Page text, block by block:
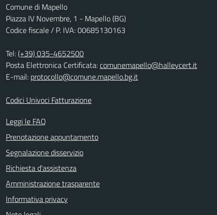
Comune di Mapello
Piazza IV Novembre, 1 - Mapello (BG)
Codice fiscale / P. IVA: 00685130163
Tel:(+39) 035-4652500
Posta Elettronica Certificata:comunemapello@halleycert.it
E-mail: protocollo@comune.mapello.bg.it
Codici Univoci Fatturazione
Leggi le FAQ
Prenotazione appuntamento
Segnalazione disservizio
Richiesta d'assistenza
Amministrazione trasparente
Informativa privacy